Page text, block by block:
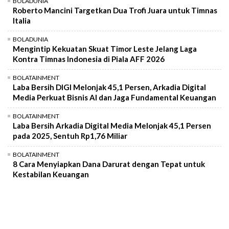
Roberto Mancini Targetkan Dua Trofi Juara untuk Timnas
Italia
BOLADUNIA
Mengintip Kekuatan Skuat Timor Leste Jelang Laga
Kontra Timnas Indonesia di Piala AFF 2026
BOLATAINMENT
Laba Bersih DIGI Melonjak 45,1 Persen, Arkadia Digital
Media Perkuat Bisnis AI dan Jaga Fundamental Keuangan
BOLATAINMENT
Laba Bersih Arkadia Digital Media Melonjak 45,1 Persen
pada 2025, Sentuh Rp1,76 Miliar
BOLATAINMENT
8 Cara Menyiapkan Dana Darurat dengan Tepat untuk
Kestabilan Keuangan